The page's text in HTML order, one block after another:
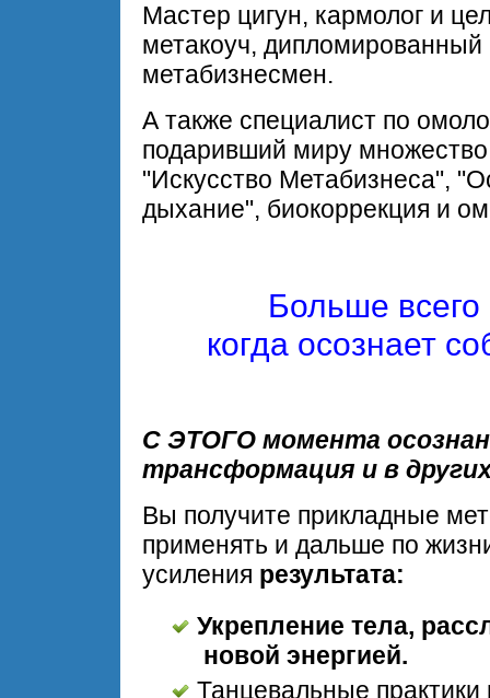
Мастер цигун, кармолог и
метакоуч, дипломированный
метабизнесмен.
А также специалист по
подаривший миру множество
"Искусство Метабизнеса",
дыхание", биокоррекция и
Больше всего
когда осознает
С ЭТОГО момента
трансформация и в
Вы получите прикладные
применять и дальше по
усиления результата:
Укрепление тела,
новой энергией.
Танцевальные практики